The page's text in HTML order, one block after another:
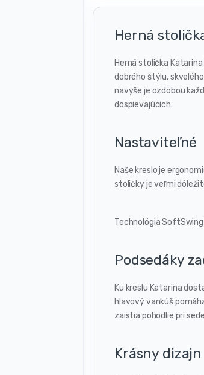
Herná
Herná stolička
dobrého štýlu,
navyše je ozdobou
dospievajúcich.
Nastaviteľné
Naše kreslo je
stoličky je veľmi
Technológia
Podsedáky
Ku kreslu Katarina
hlavový vankúš
zaistia pohodlie pri
Krásny dizajn